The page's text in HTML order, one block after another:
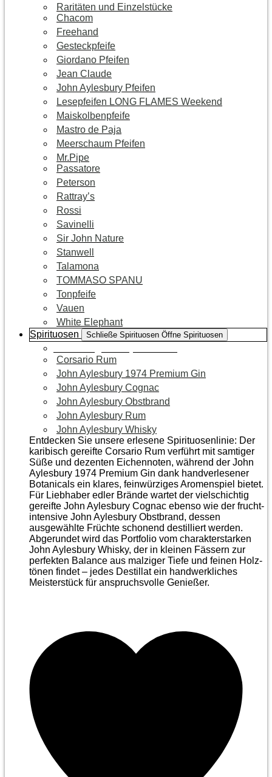
Raritäten und Einzelstücke
Chacom
Freehand
Gesteckpfeife
Giordano Pfeifen
Jean Claude
John Aylesbury Pfeifen
Lesepfeifen LONG FLAMES Weekend
Maiskolbenpfeife
Mastro de Paja
Meerschaum Pfeifen
Mr.Pipe
Passatore
Peterson
Rattray’s
Rossi
Savinelli
Sir John Nature
Stanwell
Talamona
TOMMASO SPANU
Tonpfeife
Vauen
White Elephant
Spirituosen
Schließe Spirituosen Öffne Spirituosen
Corsario Rum
John Aylesbury 1974 Premium Gin
John Aylesbury Cognac
John Aylesbury Obstbrand
John Aylesbury Rum
John Aylesbury Whisky
Entdecken Sie unsere erlesene Spirituosenlinie: Der
karibisch gereifte Corsario Rum verführt mit samtiger
Süße und dezenten Eichen­noten, während der John
Aylesbury 1974 Premium Gin dank handverlesener
Botanicals ein klares, feinwürziges Aromenspiel bietet.
Für Liebhaber edler Brände wartet der vielschichtig
gereifte John Aylesbury Cognac ebenso wie der frucht­
intensive John Aylesbury Obstbrand, dessen
ausgewählte Früchte schonend destilliert werden.
Abgerundet wird das Portfolio vom charakterstarken
John Aylesbury Whisky, der in kleinen Fässern zur
perfekten Balance aus malziger Tiefe und feinen Holz­
tönen findet – jedes Destillat ein handwerkliches
Meister­stück für anspruchsvolle Genießer.